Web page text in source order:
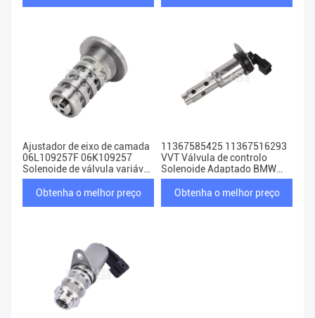
Ajustador de eixo de camada
06L109257F 06K109257
Solenoide de válvula variável
Para VW Audi Skoda
Obtenha o melhor preço
11367585425 11367516293
VVT Válvula de controlo
Solenoide Adaptado BMW
328i 335i X3
Obtenha o melhor preço